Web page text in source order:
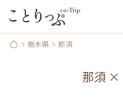
栃木県 那須
那須 ×